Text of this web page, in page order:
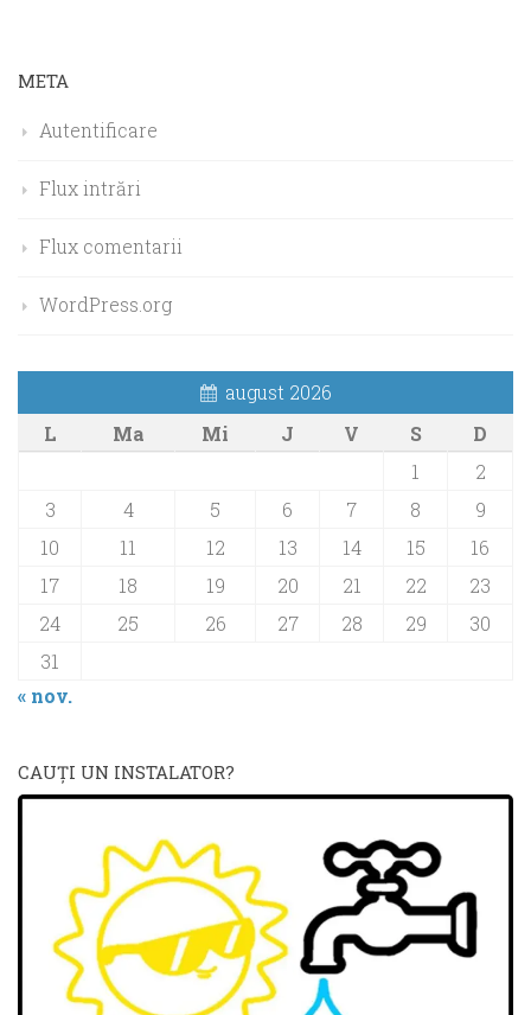
META
Autentificare
Flux intrări
Flux comentarii
WordPress.org
august 2026
L
Ma Mi J V S
D
1
2
3
4 5 6 7 8
9
10
11 12 13 14 15
16
17
18 19 20 21 22
23
24
25 26 27 28 29
30
31
« nov.
CAUŢI UN INSTALATOR?